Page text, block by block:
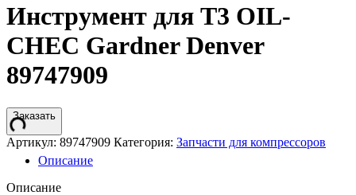
Инструмент для T3 OIL-
CHEC Gardner Denver
89747909
Заказать
Артикул: 89747909 Категория: Запчасти для компрессоров
Описание
Описание